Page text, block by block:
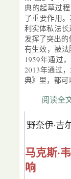
典的起草过
了重要作用
利实体私法
发挥了突出
有生效，被
1959年通过
2013年通过
典》里，都可
阅读全
野奈伊·吉
马克斯·
响